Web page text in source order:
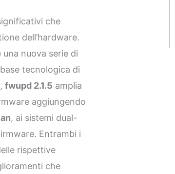
che
dell’hardware.
nuova serie di
tecnologica di
fwupd 2.1.5 amplia
aggiungendo
, ai sistemi dual-
Entrambi i
rispettive
che